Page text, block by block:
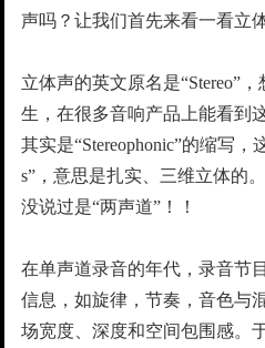
声吗？让我们首先来看一看立
立体声的英文原名是“Stereo”
生，在很多音响产品上能看到
其实是“Stereophonic”的缩写，
s”，意思是扎实、三维立体的
没说过是“两声道”！！
在单声道录音的年代，录音节
信息，如旋律，节奏，音色与
场宽度、深度和空间包围感。